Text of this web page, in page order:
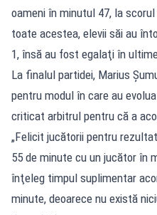
oameni în minutul 47, la
toate acestea, elevii săi au
1, însă au fost egalaţi în
La finalul partidei, Marius
pentru modul în care au
criticat arbitrul pentru că a
„Felicit jucătorii pentru
55 de minute cu un jucător în
înţeleg timpul suplimentar
minute, deoarece nu există